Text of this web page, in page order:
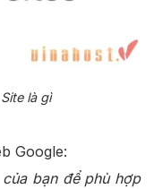
là gì
Google:
bạn để phù hợp